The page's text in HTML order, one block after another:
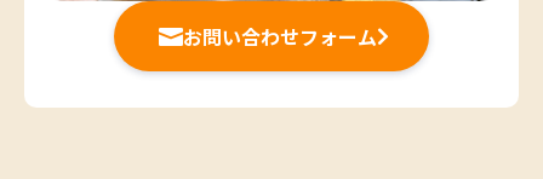
お問い合わせフォーム